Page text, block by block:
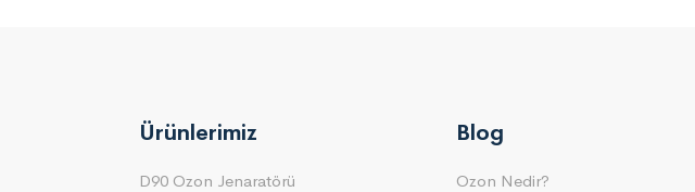
Ürünlerimiz
D90 Ozon Jenaratörü
Blog
Ozon Nedir?